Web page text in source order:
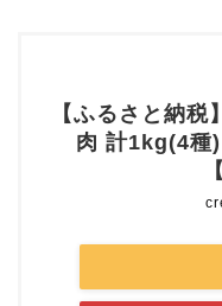
【ふるさと納
肉 計1kg(4種)